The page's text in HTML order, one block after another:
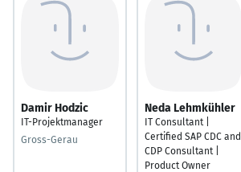
Damir Hodzic
IT-Projektmanager
Gross-Gerau
Neda Lehmkühler
IT Consultant |
Certified SAP CDC and
CDP Consultant |
Product Owner